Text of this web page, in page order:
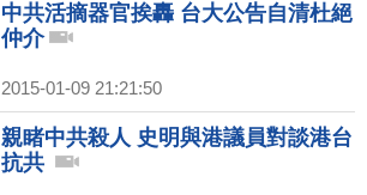
中共活摘器官挨轟 台大公告自清杜絕
仲介
2015-01-09 21:21:50
親睹中共殺人 史明與港議員對談港台
抗共